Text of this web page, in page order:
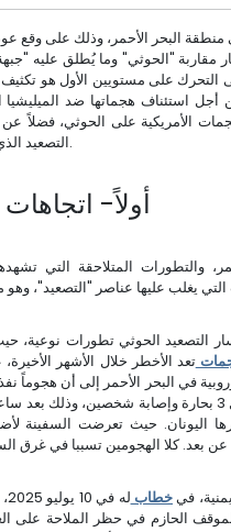
منطقة البحر الأحمر، وذلك على وقع
مقاربة "الحوثي" وما يُطلق عليه
التحرك على مستويين الأول هو
استئناف هجماتها ضد الميليشيا
الأمريكية على الحوثي، فضلاً عن
التصعيد الذي تشهده منطقة البحر الأحمر.
أولاً-
والتطورات المتلاحقة التي
التصعيد الحوثي تطورات نوعية،
تعد الأخطر خلال الأشهر
في البحر الأحمر إلى أن هجوماً
على سفينة "اتيرنيتي" بالبحر الأحمر أسفر عن مقتل 3 بحارة
اليونان. حيث تعرضت السفينة
فيخطاب
الحازم في حظر الملاحة على